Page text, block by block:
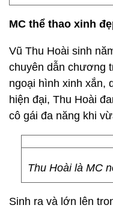
MC thể thao xinh
Vũ Thu Hoài sinh
chuyên dẫn chương
ngoại hình xinh xắn,
hiện đại, Thu Hoài
cô gái đa năng khi
Thu Hoài là MC
Sinh ra và lớn lên